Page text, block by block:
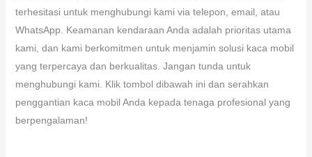
terhesitasi untuk menghubungi kami via telepon, email, atau
WhatsApp. Keamanan kendaraan Anda adalah prioritas utama
kami, dan kami berkomitmen untuk menjamin solusi kaca mobil
yang terpercaya dan berkualitas. Jangan tunda untuk
menghubungi kami. Klik tombol dibawah ini dan serahkan
penggantian kaca mobil Anda kepada tenaga profesional yang
berpengalaman!